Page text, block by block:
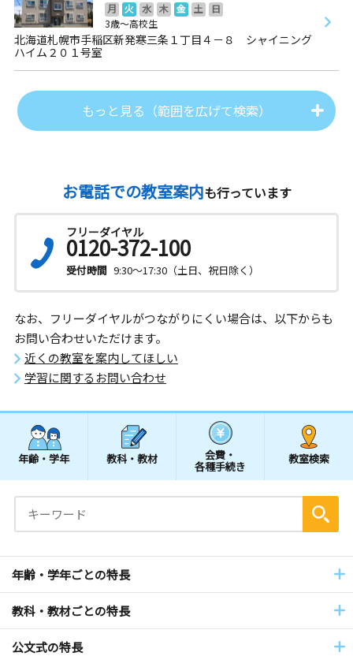
月 火 水 木 金 土
日
3歳～高校生
北海道札幌市手稲区新発寒三条１丁目４－８ シャイニング
ハイム２０１号室
もっと見る（範囲を広げて検索）
お電話での教室案内も行っています
フリーダイヤル
0120-372-100
受付時間 9:30～17:30（土日、祝日除く）
なお、フリーダイヤルがつながりにくい場合は、以下からも
お問い合わせいただけます。
近くの教室を案内してほしい
学習に関するお問い合わせ
年齢・学年 教科・教材 会費・
各種手続き
教室検索
年齢・学年ごとの特長
教科・教材ごとの特長
公文式の特長